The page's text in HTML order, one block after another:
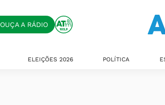
OUÇA A RÁDIO
ELEIÇÕES 2026 POLÍTICA